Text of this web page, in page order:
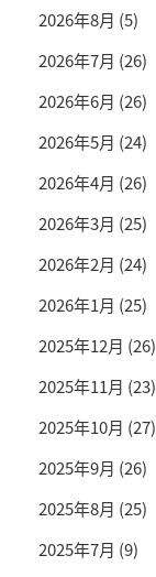
2026年8月 (5)
2026年7月 (26)
2026年6月 (26)
2026年5月 (24)
2026年4月 (26)
2026年3月 (25)
2026年2月 (24)
2026年1月 (25)
2025年12月 (26)
2025年11月 (23)
2025年10月 (27)
2025年9月 (26)
2025年8月 (25)
2025年7月 (9)